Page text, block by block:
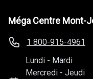
Méga Centre Mont-
1 800-915-4961
Lundi - Mardi
Mercredi -Jeudi